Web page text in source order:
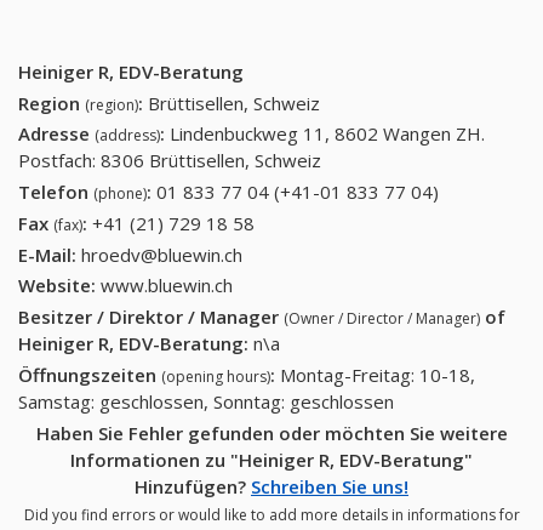
Heiniger R, EDV-Beratung
Region (region): Brüttisellen, Schweiz
Adresse (address): Lindenbuckweg 11, 8602 Wangen ZH.
Postfach: 8306 Brüttisellen, Schweiz
Telefon (phone): 01 833 77 04 (+41-01 833 77 04)
Fax (fax): +41 (21) 729 18 58
E-Mail: hroedv@bluewin.ch
Website: www.bluewin.ch
Besitzer / Direktor / Manager (Owner / Director / Manager) of
Heiniger R, EDV-Beratung: n\a
Öffnungszeiten (opening hours): Montag-Freitag: 10-18,
Samstag: geschlossen, Sonntag: geschlossen
Haben Sie Fehler gefunden oder möchten Sie weitere
Informationen zu "Heiniger R, EDV-Beratung"
Hinzufügen? Schreiben Sie uns!
Did you find errors or would like to add more details in informations for